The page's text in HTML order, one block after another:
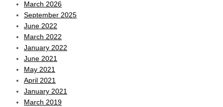
March 2026
September 2025
June 2022
March 2022
January 2022
June 2021
May 2021
April 2021
January 2021
March 2019